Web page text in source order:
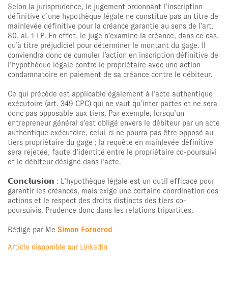
Selon la jurisprudence, le jugement ordonnant l’inscription
définitive d’une hypothèque légale ne constitue pas un titre de
mainlevée définitive pour la créance garantie au sens de l’art.
80, al. 1 LP. En effet, le juge n’examine la créance, dans ce cas,
qu’à titre préjudiciel pour déterminer le montant du gage. Il
conviendra donc de cumuler l’action en inscription définitive de
l’hypothèque légale contre le propriétaire avec une action
condamnatoire en paiement de sa créance contre le débiteur.
Ce qui précède est applicable également à l’acte authentique
exécutoire (art. 349 CPC) qui ne vaut qu’inter partes et ne sera
donc pas opposable aux tiers. Par exemple, lorsqu’un
entrepreneur général s’est obligé envers le débiteur par un acte
authentique exécutoire, celui-ci ne pourra pas être opposé au
tiers propriétaire du gage ; la requête en mainlevée définitive
sera rejetée, faute d’identité entre le propriétaire co-poursuivi
et le débiteur désigné dans l’acte.
𝗖𝗼𝗻𝗰𝗹𝘂𝘀𝗶𝗼𝗻 : L’hypothèque légale est un outil efficace pour
garantir les créances, mais exige une certaine coordination des
actions et le respect des droits distincts des tiers co-
poursuivis. Prudence donc dans les relations tripartites.
Rédigé par Me Simon Fornerod
Article disponible sur Linkedin